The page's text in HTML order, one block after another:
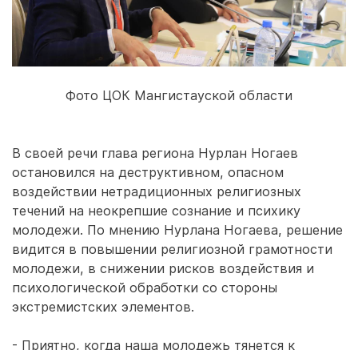
Фото ЦОК Мангистауской области
В своей речи глава региона Нурлан Ногаев
остановился на деструктивном, опасном
воздействии нетрадиционных религиозных
течений на неокрепшие сознание и психику
молодежи. По мнению Нурлана Ногаева, решение
видится в повышении религиозной грамотности
молодежи, в снижении рисков воздействия и
психологической обработки со стороны
экстремистских элементов.
- Приятно, когда наша молодежь тянется к